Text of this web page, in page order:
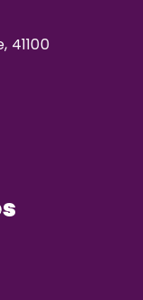
41100